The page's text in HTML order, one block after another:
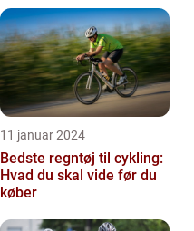
11 januar 2024
Bedste regntøj til cykling:
Hvad du skal vide før du
køber